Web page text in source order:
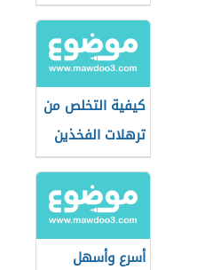
كيفية التخلص من
ترهلات الفخذين
أسرع وأسهل